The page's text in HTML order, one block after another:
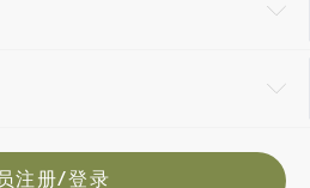
注册/登录